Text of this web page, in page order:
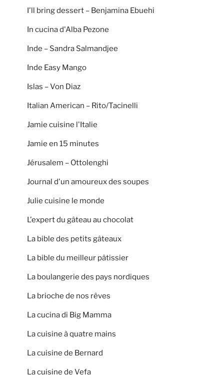
I'll bring dessert – Benjamina Ebuehi
In cucina d'Alba Pezone
Inde – Sandra Salmandjee
Inde Easy Mango
Islas – Von Diaz
Italian American – Rito/Tacinelli
Jamie cuisine l'Italie
Jamie en 15 minutes
Jérusalem – Ottolenghi
Journal d'un amoureux des soupes
Julie cuisine le monde
L'expert du gâteau au chocolat
La bible des petits gâteaux
La bible du meilleur pâtissier
La boulangerie des pays nordiques
La brioche de nos rêves
La cucina di Big Mamma
La cuisine à quatre mains
La cuisine de Bernard
La cuisine de Vefa